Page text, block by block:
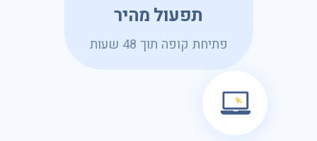
תפעול מהיר
פתיחת קופה תוך 48 שעות